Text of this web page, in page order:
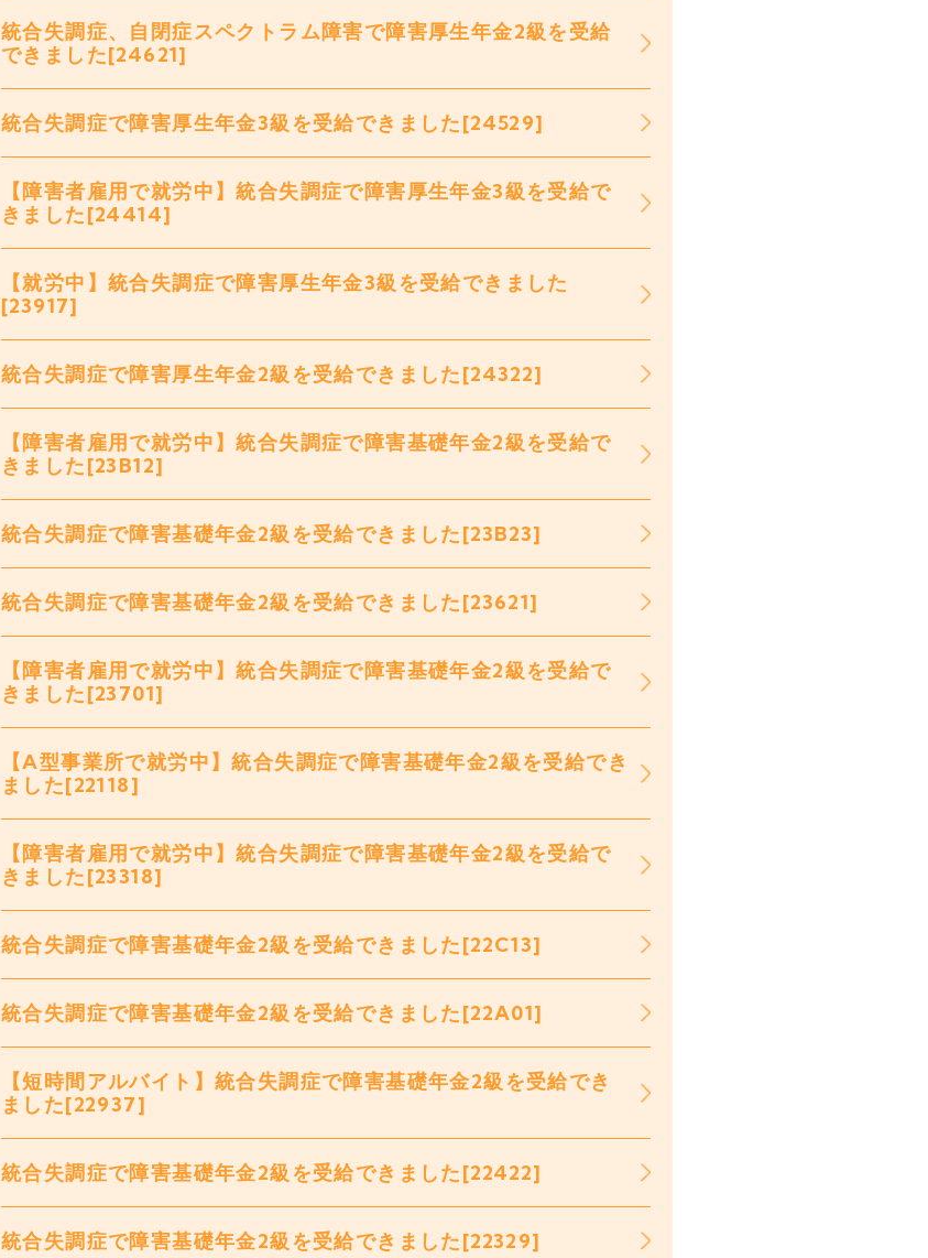
統合失調症、自閉症スペクトラム障害で障害厚生年金2級を受給
できました[24621]
統合失調症で障害厚生年金3級を受給できました[24529]
【障害者雇用で就労中】統合失調症で障害厚生年金3級を受給で
きました[24414]
【就労中】統合失調症で障害厚生年金3級を受給できました
[23917]
統合失調症で障害厚生年金2級を受給できました[24322]
【障害者雇用で就労中】統合失調症で障害基礎年金2級を受給で
きました[23B12]
統合失調症で障害基礎年金2級を受給できました[23B23]
統合失調症で障害基礎年金2級を受給できました[23621]
【障害者雇用で就労中】統合失調症で障害基礎年金2級を受給で
きました[23701]
【A型事業所で就労中】統合失調症で障害基礎年金2級を受給でき
ました[22118]
【障害者雇用で就労中】統合失調症で障害基礎年金2級を受給で
きました[23318]
統合失調症で障害基礎年金2級を受給できました[22C13]
統合失調症で障害基礎年金2級を受給できました[22A01]
【短時間アルバイト】統合失調症で障害基礎年金2級を受給でき
ました[22937]
統合失調症で障害基礎年金2級を受給できました[22422]
統合失調症で障害基礎年金2級を受給できました[22329]